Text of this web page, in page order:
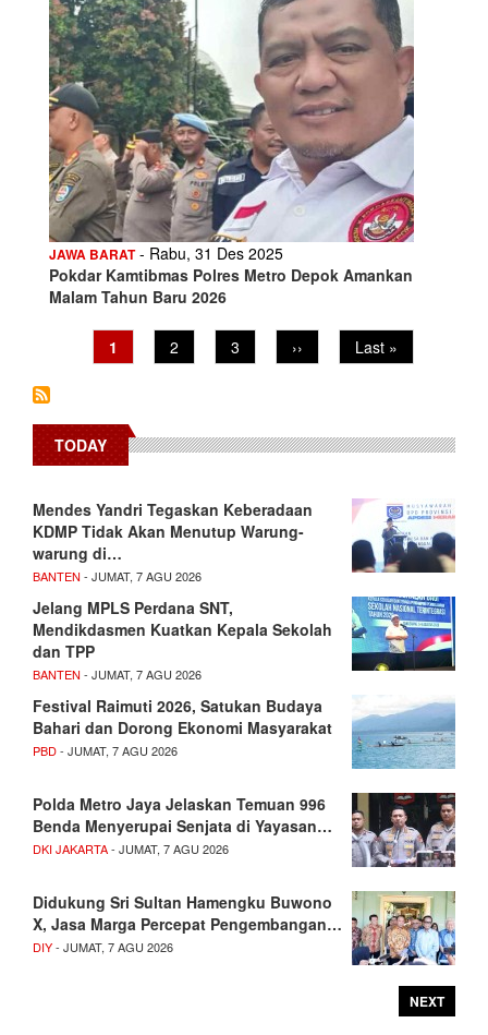
JAWA BARAT- Rabu, 31 Des 2025
Pokdar Kamtibmas Polres Metro Depok Amankan
Malam Tahun Baru 2026
PaginationCurrent
page
1 Page
2 Page
3
Next
page
››
Last
page
Last »
TODAY
Mendes Yandri Tegaskan Keberadaan
KDMP Tidak Akan Menutup Warung-
warung di…
BANTEN - JUMAT, 7 AGU 2026
Jelang MPLS Perdana SNT,
Mendikdasmen Kuatkan Kepala Sekolah
dan TPP
BANTEN - JUMAT, 7 AGU 2026
Festival Raimuti 2026, Satukan Budaya
Bahari dan Dorong Ekonomi Masyarakat
PBD- JUMAT, 7 AGU 2026
Polda Metro Jaya Jelaskan Temuan 996
Benda Menyerupai Senjata di Yayasan…
DKI JAKARTA- JUMAT, 7 AGU 2026
Didukung Sri Sultan Hamengku Buwono
X, Jasa Marga Percepat Pengembangan…
DIY- JUMAT, 7 AGU 2026
NEXT